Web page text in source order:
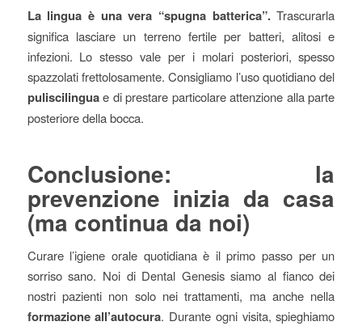
La lingua è una vera “spugna batterica”.Trascurarla
significa lasciare un terreno fertile per batteri, alitosi e
infezioni. Lo stesso vale per i molari posteriori, spesso
spazzolati frettolosamente. Consigliamo l’uso quotidiano del
puliscilinguae di prestare particolare attenzione alla parte
posteriore della bocca.
Conclusione: la
prevenzione inizia da casa
(ma continua da noi)
Curare l’igiene orale quotidiana è il primo passo per un
sorriso sano. Noi di Dental Genesis siamo al fianco dei
nostri pazienti non solo nei trattamenti, ma anche nella
formazione all’autocura. Durante ogni visita, spieghiamo